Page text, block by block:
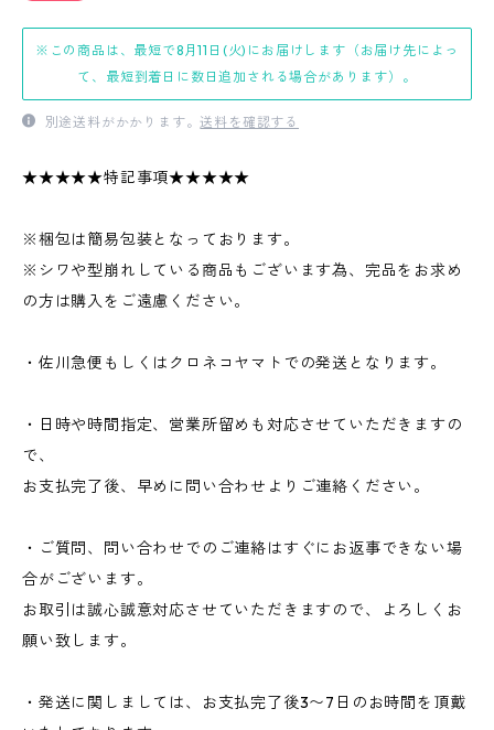
※この商品は、最短で8月11日(火)にお届けします（お届け先によっ
て、最短到着日に数日追加される場合があります）。
別途送料がかかります。送料を確認する
★★★★★特記事項★★★★★
※梱包は簡易包装となっております。
※シワや型崩れしている商品もございます為、完品をお求め
の方は購入をご遠慮ください。
・佐川急便もしくはクロネコヤマトでの発送となります。
・日時や時間指定、営業所留めも対応させていただきますの
で、
お支払完了後、早めに問い合わせよりご連絡ください。
・ご質問、問い合わせでのご連絡はすぐにお返事できない場
合がございます。
お取引は誠心誠意対応させていただきますので、よろしくお
願い致します。
・発送に関しましては、お支払完了後3〜7日のお時間を頂戴